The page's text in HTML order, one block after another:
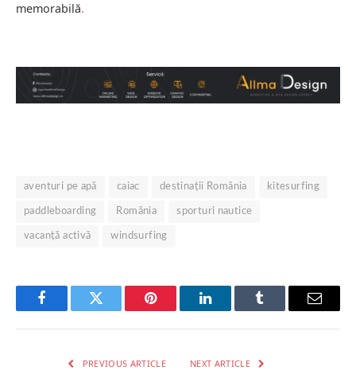
memorabilă.
aventuri pe apă caiac destinații România kitesurfing
paddleboarding România sporturi nautice
vacanță activă windsurfing
FacebookTwitter Pinterest LinkedInTumblr Email
PREVIOUS ARTICLE NEXT ARTICLE